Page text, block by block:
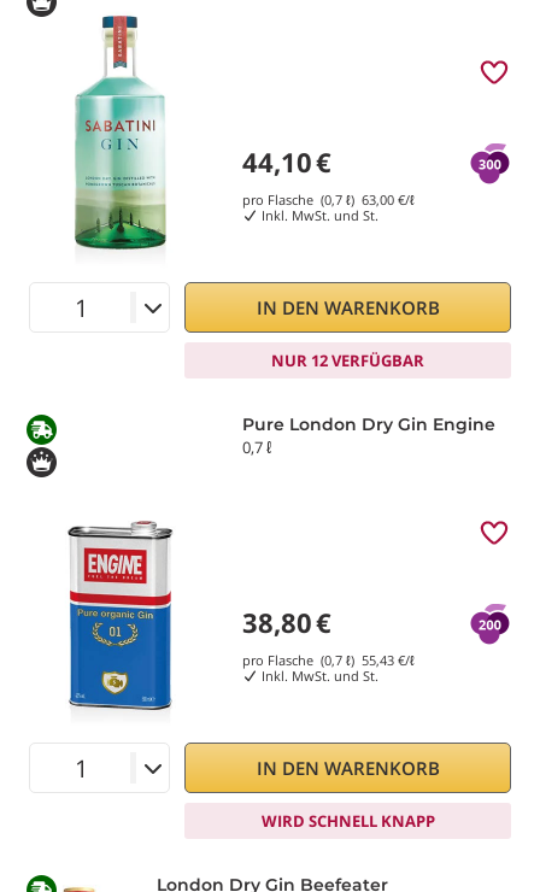
44,10€
pro Flasche (0,7 ℓ) 63,00€/ℓ
Inkl. MwSt. und St.
IN DEN WARENKORB
NUR 12 VERFÜGBAR
Pure London Dry Gin Engine
0,7 ℓ
38,80€
pro Flasche (0,7 ℓ) 55,43€/ℓ
Inkl. MwSt. und St.
IN DEN WARENKORB
WIRD SCHNELL KNAPP
London Dry Gin Beefeater